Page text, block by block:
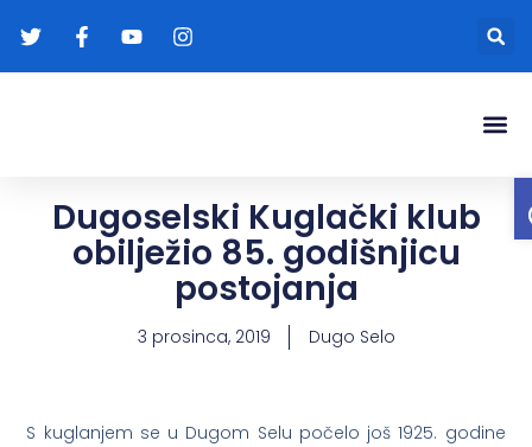
Dugoselski Kuglački klub
obilježio 85. godišnjicu
postojanja
3 prosinca, 2019 Dugo Selo
S kuglanjem se u Dugom Selu počelo još 1925. godine